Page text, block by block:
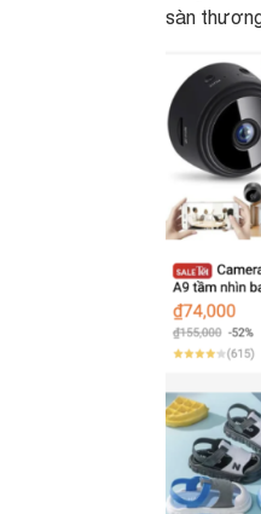
sàn